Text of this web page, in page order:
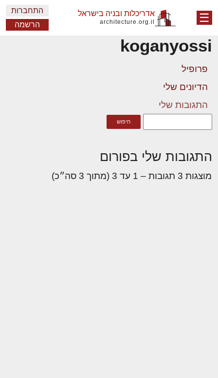
☰ אדריכלות ובניה בישראל
architecture.org.il
התחברות
הרשמה
koganyossi
פרופיל
הדיונים שלי
התגובות שלי
התגובות שלי בפורום
מוצגות 3 תגובות – 1 עד 3 (מתוך 3 סה״כ)